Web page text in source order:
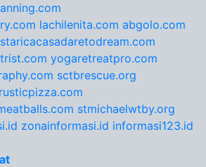
lachilenita.com abgolo.com
yogaretreatpro.com
sctbrescue.org
stmichaelwtby.org
zonainformasi.id informasi123.id